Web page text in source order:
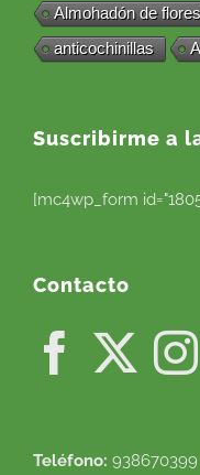
Almohadón de flores
anticochinillas
Suscribirme a
[mc4wp_form
Contacto
Teléfono: